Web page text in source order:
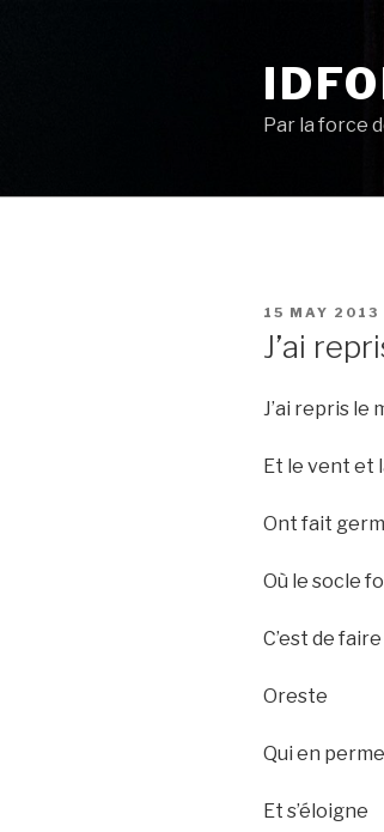
Par la force
POSTED
15 MAY 2013
J’ai
J’ai repris le
Et le vent et
Ont fait
Où le socle
C’est de
Oreste
Qui en
Et s’éloigne